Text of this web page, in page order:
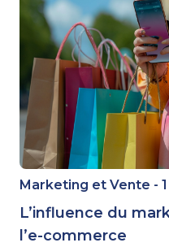
Marketing et Vente -
L’influence du
l’e-commerce